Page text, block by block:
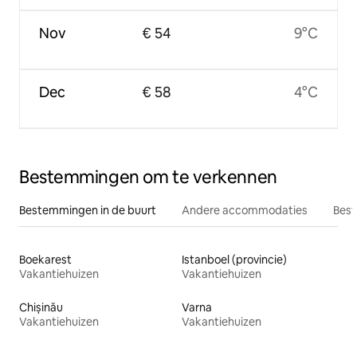
Nov
Dec
€ 54
€ 58
9°C
4°C
Bestemmingen om te verkennen
Bestemmingen in de buurt Andere accommodaties
Boekarest
Vakantiehuizen
Istanboel (provincie)
Vakantiehuizen
Chișinău
Vakantiehuizen
Varna
Vakantiehuizen